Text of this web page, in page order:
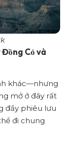
Cỏ và
khác—nhưng
mở ở đây rất
đầy phiêu lưu
đi chung